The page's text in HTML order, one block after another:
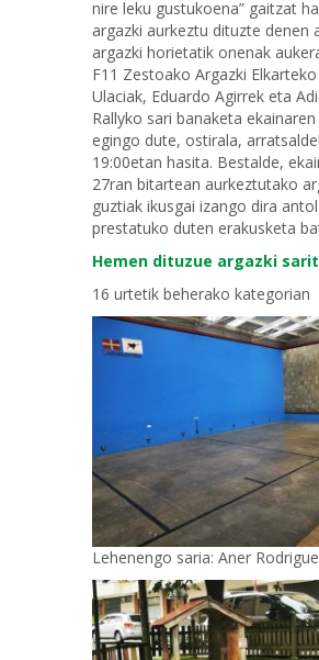
nire leku gustukoena” gaitzat
argazki aurkeztu dituzte denen
argazki horietatik onenak
F11 Zestoako Argazki Elkarteko
Ulaciak, Eduardo Agirrek eta
Rallyko sari banaketa
egingo dute, ostirala,
19:00etan hasita. Bestalde,
27ran bitartean aurkeztutako
guztiak ikusgai izango dira
prestatuko duten erakusketa
Hemen dituzue argazki
16 urtetik beherako kategorian
Lehenengo saria: Aner